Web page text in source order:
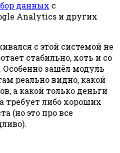
данных с
Analytics и других
с этой системой не
стабильно, хоть и со
зашёл модуль
реально видно, какой
а какой только деньги
требует либо хороших
(но это про все